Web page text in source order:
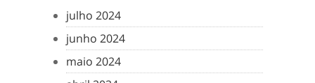
julho 2024
junho 2024
maio 2024